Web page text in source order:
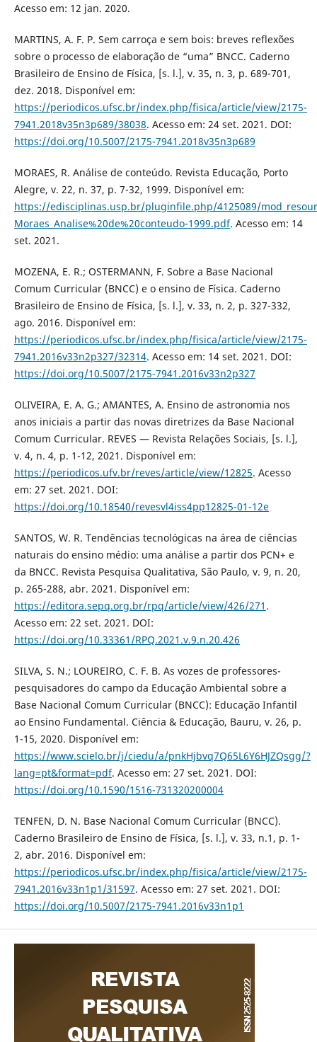
Acesso em: 12 jan. 2020.
MARTINS, A. F. P. Sem carroça e sem bois: breves reflexões
sobre o processo de elaboração de “uma” BNCC. Caderno
Brasileiro de Ensino de Física, [s. l.], v. 35, n. 3, p. 689-701,
dez. 2018. Disponível em:
https://periodicos.ufsc.br/index.php/fisica/article/view/2175-
7941.2018v35n3p689/38038. Acesso em: 24 set. 2021. DOI:
https://doi.org/10.5007/2175-7941.2018v35n3p689
MORAES, R. Análise de conteúdo. Revista Educação, Porto
Alegre, v. 22, n. 37, p. 7-32, 1999. Disponível em:
https://edisciplinas.usp.br/pluginfile.php/4125089/
Moraes_Analise%20de%20conteudo-1999.pdf. Acesso em: 14
set. 2021.
MOZENA, E. R.; OSTERMANN, F. Sobre a Base Nacional
Comum Curricular (BNCC) e o ensino de Física. Caderno
Brasileiro de Ensino de Física, [s. l.], v. 33, n. 2, p. 327-332,
ago. 2016. Disponível em:
https://periodicos.ufsc.br/index.php/fisica/article/view/2175-
7941.2016v33n2p327/32314. Acesso em: 14 set. 2021. DOI:
https://doi.org/10.5007/2175-7941.2016v33n2p327
OLIVEIRA, E. A. G.; AMANTES, A. Ensino de astronomia nos
anos iniciais a partir das novas diretrizes da Base Nacional
Comum Curricular. REVES — Revista Relações Sociais, [s. l.],
v. 4, n. 4, p. 1-12, 2021. Disponível em:
https://periodicos.ufv.br/reves/article/view/12825. Acesso
em: 27 set. 2021. DOI:
https://doi.org/10.18540/revesvl4iss4pp12825-01-12e
SANTOS, W. R. Tendências tecnológicas na área de ciências
naturais do ensino médio: uma análise a partir dos PCN+ e
da BNCC. Revista Pesquisa Qualitativa, São Paulo, v. 9, n. 20,
p. 265-288, abr. 2021. Disponível em:
https://editora.sepq.org.br/rpq/article/view/426/271 .
Acesso em: 22 set. 2021. DOI:
https://doi.org/10.33361/RPQ.2021.v.9.n.20.426
SILVA, S. N.; LOUREIRO, C. F. B. As vozes de professores-
pesquisadores do campo da Educação Ambiental sobre a
Base Nacional Comum Curricular (BNCC): Educação Infantil
ao Ensino Fundamental. Ciência & Educação, Bauru, v. 26, p.
1-15, 2020. Disponível em:
https://www.scielo.br/j/ciedu/a/pnkHjbvq7Q65L6Y6HJZQsgg/?
lang=pt&format=pdf. Acesso em: 27 set. 2021. DOI:
https://doi.org/10.1590/1516-731320200004
TENFEN, D. N. Base Nacional Comum Curricular (BNCC).
Caderno Brasileiro de Ensino de Física, [s. l.], v. 33, n.1, p. 1-
2, abr. 2016. Disponível em:
https://periodicos.ufsc.br/index.php/fisica/article/view/2175-
7941.2016v33n1p1/31597. Acesso em: 27 set. 2021. DOI:
https://doi.org/10.5007/2175-7941.2016v33n1p1